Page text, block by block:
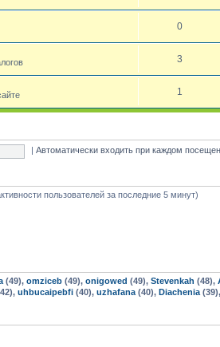
0
3
1
|Автоматически входить при каждом
пользователей за последние 5 минут)
(49), omziceb (49), onigowed (49), Stevenkah (48),
uhbucaipebfi (40), uzhafana (40), Diachenia (39),